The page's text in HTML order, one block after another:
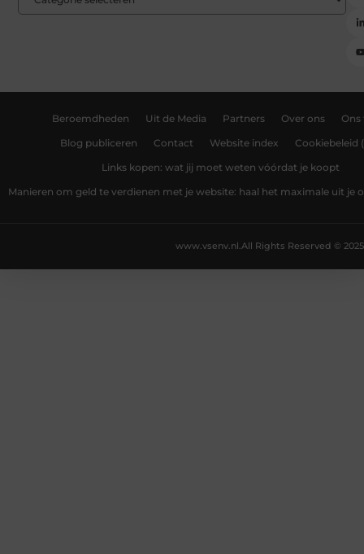
Beroemdheden Uit de Media Partners Over ons Ons
Blog publiceren Contact Website index Cookiebeleid
Links kopen: wat jij moet weten vóórdat je koopt
Manieren om geld te verdienen met je website: haal het maximale uit je
All Rights Reserved © 2025
www.vsenv.nl.